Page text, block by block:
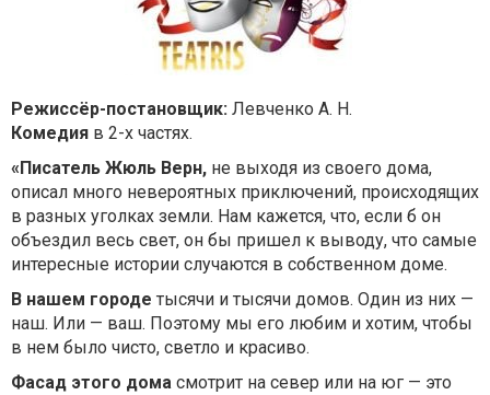
Режиссёр-постановщик: Левченко А. Н.
Комедия в 2-х частях.
«Писатель Жюль Верн, не выходя из своего дома,
описал много невероятных приключений, происходящих
в разных уголках земли. Нам кажется, что, если б он
объездил весь свет, он бы пришел к выводу, что самые
интересные истории случаются в собственном доме.
В нашем городе тысячи и тысячи домов. Один из них —
наш. Или — ваш. Поэтому мы его любим и хотим, чтобы
в нем было чисто, светло и красиво.
Фасад этого дома смотрит на север или на юг — это